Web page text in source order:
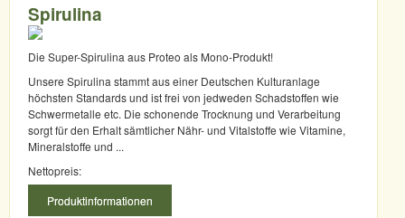
Spirulina
Die Super-Spirulina aus Proteo als Mono-Produkt!
Unsere Spirulina stammt aus einer Deutschen Kulturanlage
höchsten Standards und ist frei von jedweden Schadstoffen wie
Schwermetalle etc. Die schonende Trocknung und Verarbeitung
sorgt für den Erhalt sämtlicher Nähr- und Vitalstoffe wie Vitamine,
Mineralstoffe und ...
Nettopreis:
Produktinformationen